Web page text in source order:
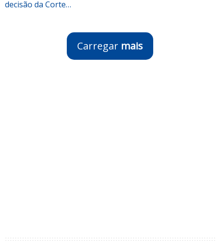
decisão da Corte…
Carregar mais